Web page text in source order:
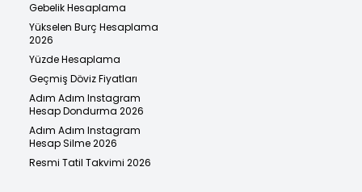
Gebelik Hesaplama
Yükselen Burç Hesaplama
2026
Yüzde Hesaplama
Geçmiş Döviz Fiyatları
Adım Adım Instagram
Hesap Dondurma 2026
Adım Adım Instagram
Hesap Silme 2026
Resmi Tatil Takvimi 2026